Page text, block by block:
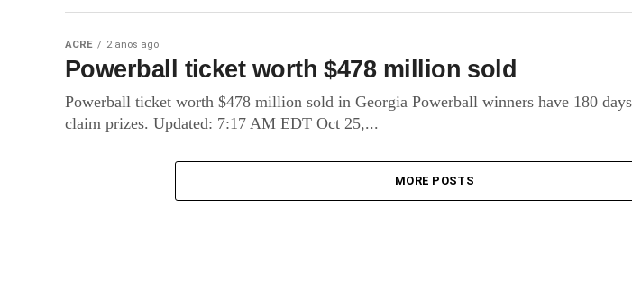
ACRE 2 anos ago
Powerball ticket worth $478 million sold
Powerball ticket worth $478 million sold in Georgia Powerball winners have 180
claim prizes. Updated: 7:17 AM EDT Oct 25,...
MORE POSTS